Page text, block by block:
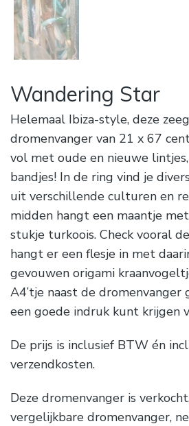
Wandering Star
Helemaal Ibiza-style, deze
dromenvanger van 21 x 67
vol met oude en nieuwe
bandjes! In de ring vind je
uit verschillende culturen en
midden hangt een maantje
stukje turkoois. Check vooral
hangt er een flesje in met
gevouwen origami
A4’tje naast de dromenvanger
een goede indruk kunt krijgen
De prijs is inclusief BTW én
verzendkosten.
Deze dromenvanger is
vergelijkbare dromenvanger,